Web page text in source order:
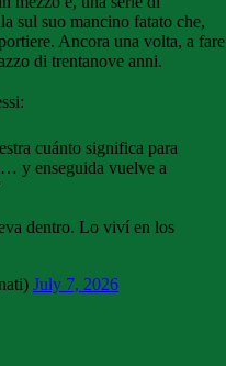
sul suo mancino fatato che,
Ancora una volta, a fare
di trentanove anni.
cuánto significa para
y enseguida vuelve a
dentro. Lo viví en los
July 7, 2026